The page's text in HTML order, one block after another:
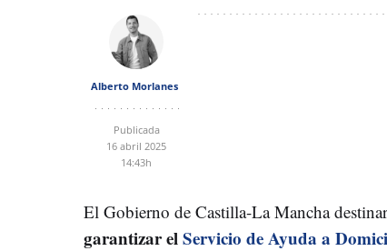
Alberto Morlanes
Publicada
16 abril 2025
14:43h
El Gobierno de Castilla-La Mancha
garantizar elServicio de Ayuda a